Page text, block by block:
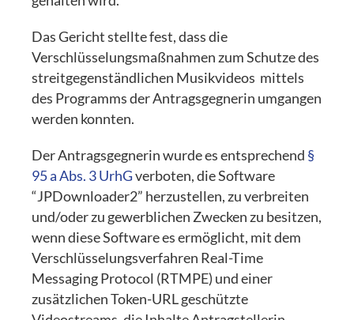
Das Gericht stellte fest, dass die
Verschlüsselungsmaßnahmen zum Schutze des
streitgegenständlichen Musikvideos mittels
des Programms der Antragsgegnerin umgangen
werden konnten.
Der Antragsgegnerin wurde es entsprechend §
95 a Abs. 3 UrhGverboten, die Software
“JPDownloader2” herzustellen, zu verbreiten
und/oder zu gewerblichen Zwecken zu besitzen,
wenn diese Software es ermöglicht, mit dem
Verschlüsselungsverfahren Real-Time
Messaging Protocol (RTMPE) und einer
zusätzlichen Token-URL geschützte